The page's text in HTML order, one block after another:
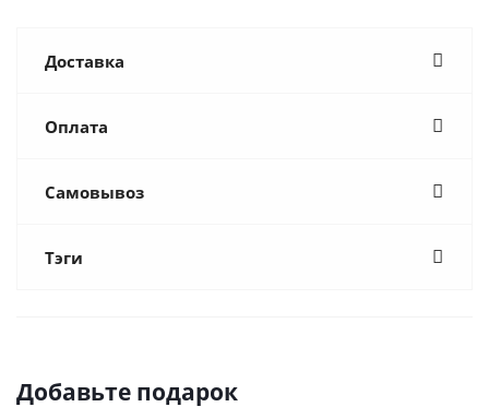
Доставка
Оплата
Самовывоз
Тэги
Добавьте подарок